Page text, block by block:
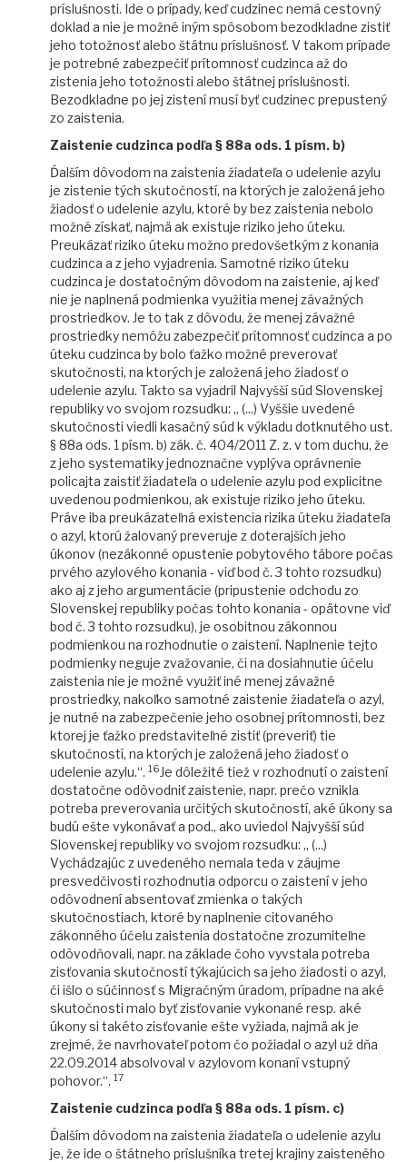
príslušnosti. Ide o prípady, keď cudzinec nemá cestovný
doklad a nie je možné iným spôsobom bezodkladne zistiť
jeho totožnosť alebo štátnu príslušnosť. V takom prípade
je potrebné zabezpečiť prítomnosť cudzinca až do
zistenia jeho totožnosti alebo štátnej príslušnosti.
Bezodkladne po jej zistení musí byť cudzinec prepustený
zo zaistenia.
Zaistenie cudzinca podľa § 88a ods. 1 písm. b)
Ďalším dôvodom na zaistenia žiadateľa o udelenie azylu
je zistenie tých skutočností, na ktorých je založená jeho
žiadosť o udelenie azylu, ktoré by bez zaistenia nebolo
možné získať, najmä ak existuje riziko jeho úteku.
Preukázať riziko úteku možno predovšetkým z konania
cudzinca a z jeho vyjadrenia. Samotné riziko úteku
cudzinca je dostatočným dôvodom na zaistenie, aj keď
nie je naplnená podmienka využitia menej závažných
prostriedkov. Je to tak z dôvodu, že menej závažné
prostriedky nemôžu zabezpečiť prítomnosť cudzinca a po
úteku cudzinca by bolo ťažko možné preverovať
skutočnosti, na ktorých je založená jeho žiadosť o
udelenie azylu. Takto sa vyjadril Najvyšší súd Slovenskej
republiky vo svojom rozsudku: „ (...) Vyššie uvedené
skutočnosti viedli kasačný súd k výkladu dotknutého ust.
§ 88a ods. 1 písm. b) zák. č. 404/2011 Z. z. v tom duchu, že
z jeho systematiky jednoznačne vyplýva oprávnenie
policajta zaistiť žiadateľa o udelenie azylu pod explicitne
uvedenou podmienkou, ak existuje riziko jeho úteku.
Práve iba preukázateľná existencia rizika úteku žiadateľa
o azyl, ktorú žalovaný preveruje z doterajších jeho
úkonov (nezákonné opustenie pobytového tábore počas
prvého azylového konania - viď bod č. 3 tohto rozsudku)
ako aj z jeho argumentácie (pripustenie odchodu zo
Slovenskej republiky počas tohto konania - opätovne viď
bod č. 3 tohto rozsudku), je osobitnou zákonnou
podmienkou na rozhodnutie o zaistení. Naplnenie tejto
podmienky neguje zvažovanie, či na dosiahnutie účelu
zaistenia nie je možné využiť iné menej závažné
prostriedky, nakoľko samotné zaistenie žiadateľa o azyl,
je nutné na zabezpečenie jeho osobnej prítomnosti, bez
ktorej je ťažko predstaviteľné zistiť (preveriť) tie
skutočností, na ktorých je založená jeho žiadosť o
udelenie azylu.“. 16 Je dôležité tiež v rozhodnutí o zaistení
dostatočne odôvodniť zaistenie, napr. prečo vznikla
potreba preverovania určitých skutočností, aké úkony sa
budú ešte vykonávať a pod., ako uviedol Najvyšší súd
Slovenskej republiky vo svojom rozsudku: „ (...)
Vychádzajúc z uvedeného nemala teda v záujme
presvedčivosti rozhodnutia odporcu o zaistení v jeho
odôvodnení absentovať zmienka o takých
skutočnostiach, ktoré by naplnenie citovaného
zákonného účelu zaistenia dostatočne zrozumiteľne
odôvodňovali, napr. na základe čoho vyvstala potreba
zisťovania skutočností týkajúcich sa jeho žiadosti o azyl,
či išlo o súčinnosť s Migračným úradom, prípadne na aké
skutočnosti malo byť zisťovanie vykonané resp. aké
úkony si takéto zisťovanie ešte vyžiada, najmä ak je
zrejmé, že navrhovateľ potom čo požiadal o azyl už dňa
22.09.2014 absolvoval v azylovom konaní vstupný
pohovor.“. 17
Zaistenie cudzinca podľa § 88a ods. 1 písm. c)
Ďalším dôvodom na zaistenia žiadateľa o udelenie azylu
je, že ide o štátneho príslušníka tretej krajiny zaisteného